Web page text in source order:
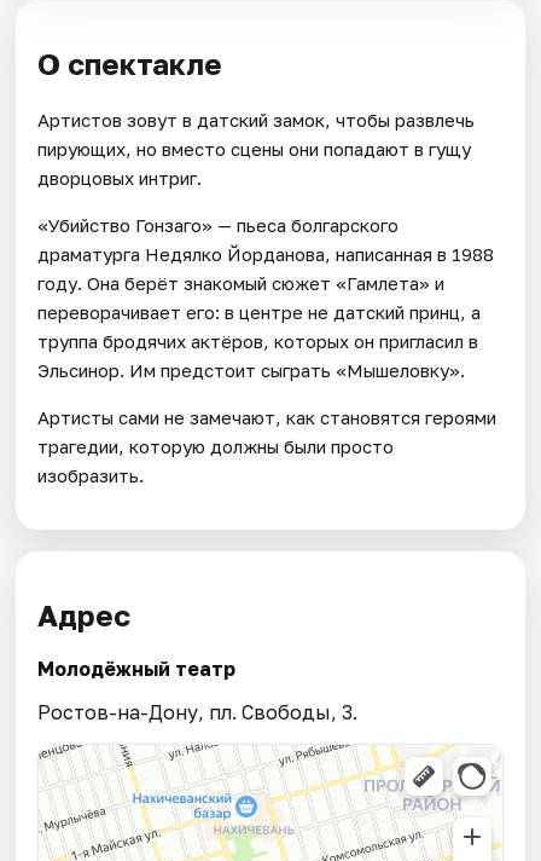
О спектакле
Артистов зовут в датский замок, чтобы развлечь
пирующих, но вместо сцены они попадают в гущу
дворцовых интриг.
«Убийство Гонзаго» — пьеса болгарского
драматурга Недялко Йорданова, написанная в 1988
году. Она берёт знакомый сюжет «Гамлета» и
переворачивает его: в центре не датский принц, а
труппа бродячих актёров, которых он пригласил в
Эльсинор. Им предстоит сыграть «Мышеловку».
Артисты сами не замечают, как становятся героями
трагедии, которую должны были просто
изобразить.
Адрес
Молодёжный театр
Ростов-на-Дону, пл. Свободы, 3.